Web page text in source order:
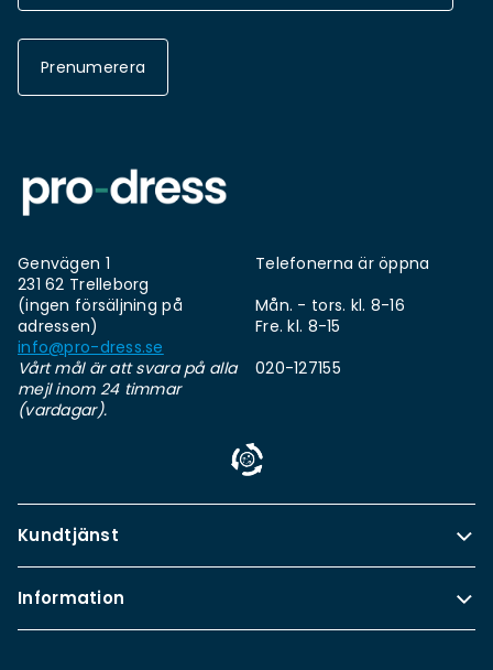
Prenumerera
Genvägen 1
231 62 Trelleborg
(ingen försäljning på
adressen)
info@pro-dress.se
Vårt mål är att svara på alla
mejl inom 24 timmar
(vardagar).
Telefonerna är öppna
Mån. - tors. kl. 8-16
Fre. kl. 8-15
020-127155
Kundtjänst
Information